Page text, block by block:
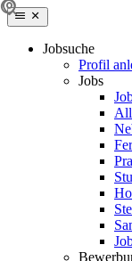
Jobsuche
Profil
Jobs